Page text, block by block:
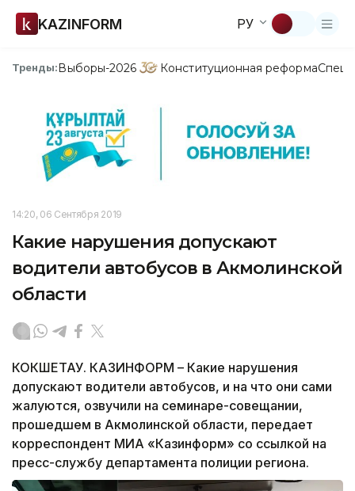
KAZINFORM РУ
Тренды:Выборы-2026 Конституционная реформа
14:20, 06 Сентября 2019
Какие нарушения допускают
водители автобусов в Акмолинской
области
КОКШЕТАУ. КАЗИНФОРМ – Какие нарушения
допускают водители автобусов, и на что они сами
жалуются, озвучили на семинаре-совещании,
прошедшем в Акмолинской области, передает
корреспондент МИА «Казинформ» со ссылкой на
пресс-службу департамента полиции региона.